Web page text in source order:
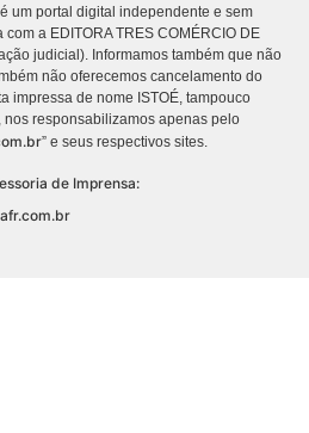
um portal digital independente e sem
a EDITORA TRES COMÉRCIO DE
judicial). Informamos também que não
não oferecemos cancelamento do
impressa de nome ISTOÉ, tampouco
responsabilizamos apenas pelo
” e seus respectivos sites.
de Imprensa: